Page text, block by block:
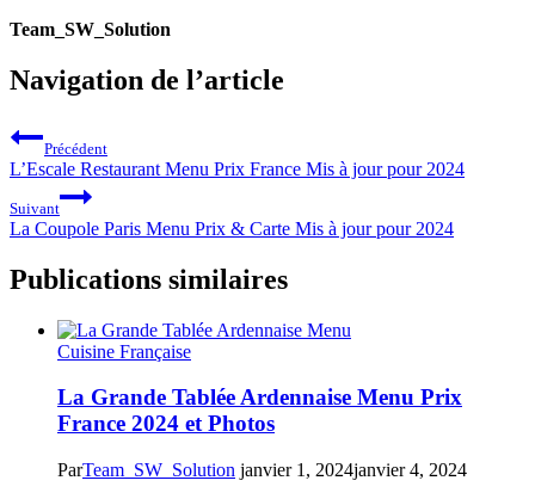
Team_SW_Solution
Navigation de l’article
Précédent
L’Escale Restaurant Menu Prix France Mis à jour pour 2024
Suivant
La Coupole Paris Menu Prix & Carte Mis à jour pour 2024
Publications similaires
Cuisine Française
La Grande Tablée Ardennaise Menu Prix
France 2024 et Photos
ParTeam_SW_Solution janvier 1, 2024janvier 4, 2024